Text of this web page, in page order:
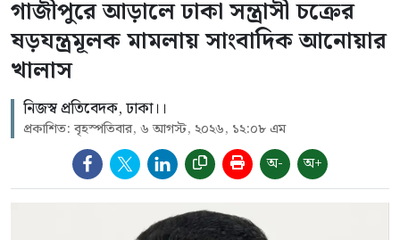
গাজীপুরে আড়ালে ঢাকা সন্ত্রাসী চক্রের
ষড়যন্ত্রমূলক মামলায় সাংবাদিক আনোয়ার
খালাস
নিজস্ব প্রতিবেদক, ঢাকা।।
প্রকাশিত: বৃহস্পতিবার, ৬ আগস্ট, ২০২৬, ১২:০৮ এম
অ- অ+